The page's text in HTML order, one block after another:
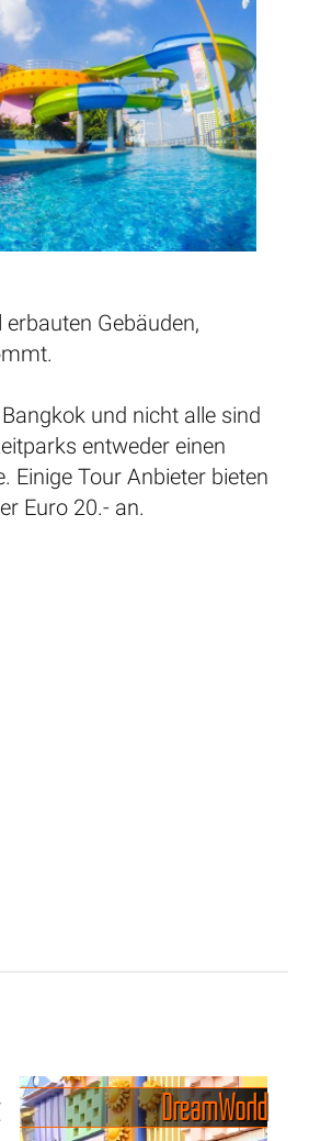
Gebäuden,
und nicht alle sind
entweder einen
Einige Tour Anbieter bieten
Euro 20.- an.
Dream World